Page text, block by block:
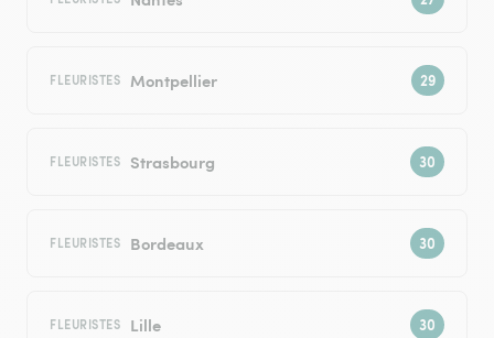
FLEURISTES Montpellier
FLEURISTES Strasbourg
FLEURISTES Bordeaux
FLEURISTES Lille